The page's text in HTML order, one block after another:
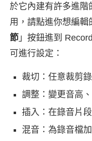
於它內建有許多進
用，請點進你想編輯
節 」按鈕進到
可進行設定：
裁切：任意裁剪
調整：變更音高
插入：在錄音片
混音：為錄音檔